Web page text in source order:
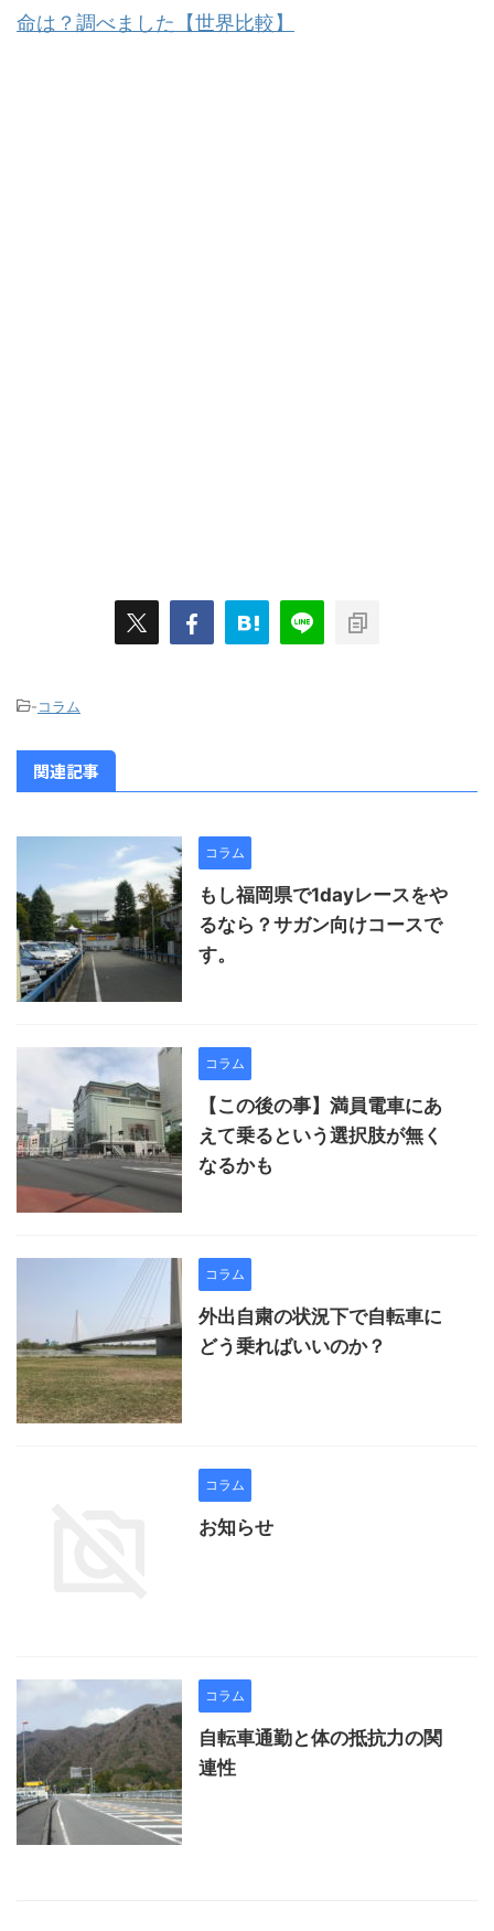
命は？調べました【世界比較】
-コラム
関連記事
コラム
もし福岡県で1dayレースをや
るなら？サガン向けコースで
す。
コラム
【この後の事】満員電車にあ
えて乗るという選択肢が無く
なるかも
コラム
外出自粛の状況下で自転車に
どう乗ればいいのか？
コラム
お知らせ
コラム
自転車通勤と体の抵抗力の関
連性